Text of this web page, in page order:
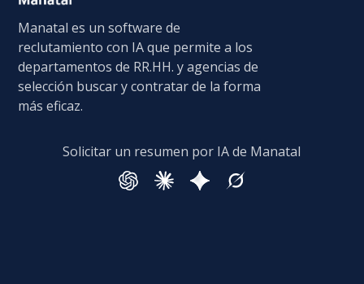
Manatal es un software de
reclutamiento con IA que permite a los
departamentos de RR.HH. y agencias de
selección buscar y contratar de la forma
más eficaz.
Solicitar un resumen por IA de Manatal